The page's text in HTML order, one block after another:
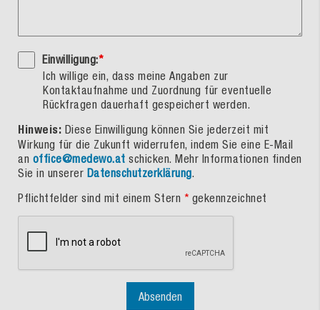
Einwilligung:*
Ich willige ein, dass meine Angaben zur
Kontaktaufnahme und Zuordnung für eventuelle
Rückfragen dauerhaft gespeichert werden.
Hinweis: Diese Einwilligung können Sie jederzeit mit
Wirkung für die Zukunft widerrufen, indem Sie eine E-Mail
an office@medewo.at
Sie in unserer Datenschutzerklärung.
Pflichtfelder sind mit einem Stern * gekennzeichnet
Absenden